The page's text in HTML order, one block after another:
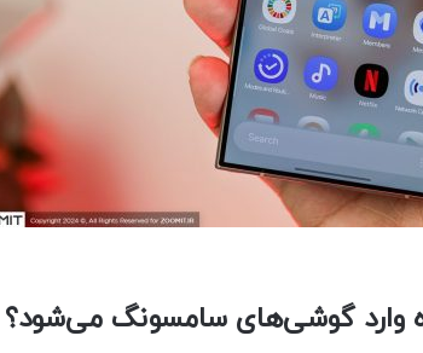
وارد گوشی‌های سامسونگ می‌شود؟